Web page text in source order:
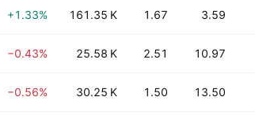
+1.33% 161.35 K 1.67 3.59
−0.43% 25.58 K 2.51 10.97
−0.56% 30.25 K 1.50 13.50